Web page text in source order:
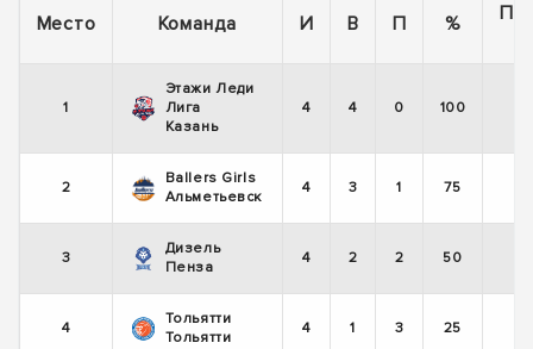
Место Команда И В П %
1
Этажи Леди
Лига
Казань
4 4 0 100
2
Ballers Girls
Альметьевск
4 3 1 75
3
Дизель
Пенза
4 2 2 50
4
Тольятти
Тольятти
4 1 3 25